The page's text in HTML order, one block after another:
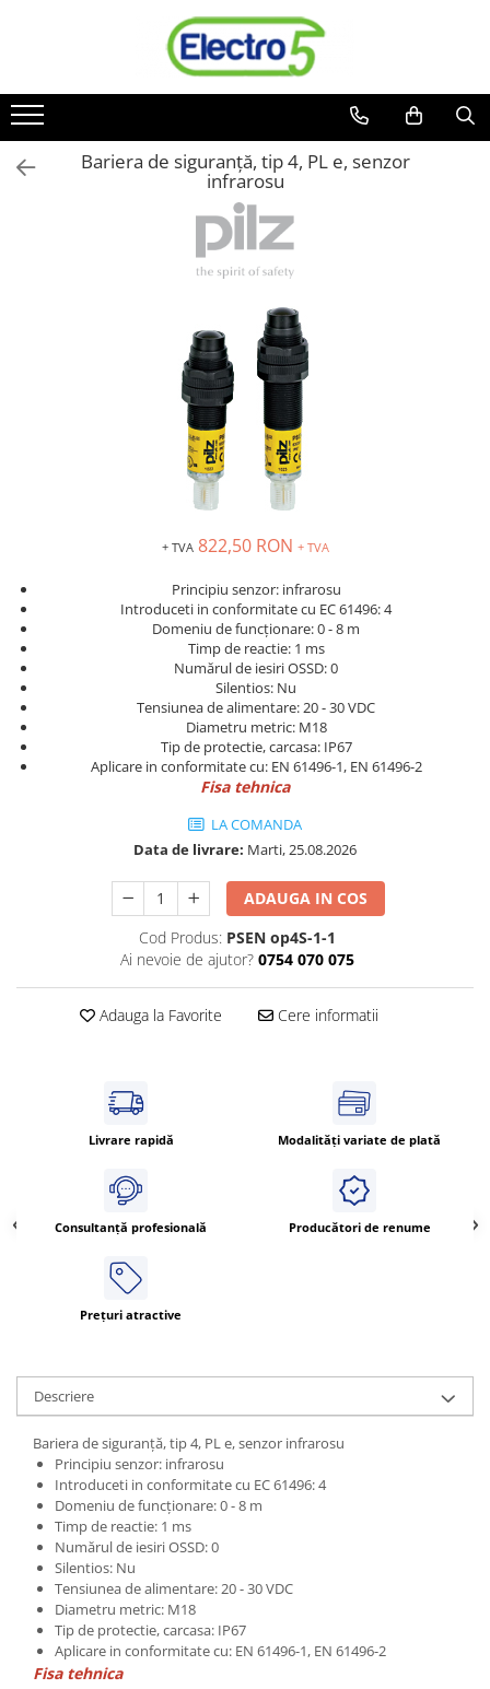
Sisteme de automatizare si control
Automate programabile
Seria DVP-Slim PLC-CPU
Terminale programabile ( HMI-uri )
Afisoare digitale
Actionari electrice si de miscare
Convertizoare de frecventa
Delta Electronics
Fuji Electric
Schneider Electric
Rezistente franare
Sisteme servo ( Servo-Drivere si
Servo-Motoare )
Soft Startere
Comunicare Si Masurare
Power meter
Regulatoare de temperatura si
Counter Timer Tahometru
Dispozitive comunicatie
Senzori industriali
Senzori capacitivi
Senzori de presiune
Senzori fotoelectrici
Senzori inductivi
Senzori magnetici-rezistivi
Senzori ultrasonici
ATEX
Butoane Ex
Lampi EXIT Ex
Bariere optice de protectie
Control si comutatie
Surse de alimentare
MINI-PS
Bariera de siguranță, tip 4, PL e, senzor
infrarosu
+ TVA 822,50 RON + TVA
Principiu senzor: infrarosu
Introduceti in conformitate cu EC 61496: 4
Domeniu de funcționare: 0 - 8 m
Timp de reactie: 1 ms
Numărul de iesiri OSSD: 0
Silentios: Nu
Tensiunea de alimentare: 20 - 30 VDC
Diametru metric: M18
Tip de protectie, carcasa: IP67
Aplicare in conformitate cu: EN 61496-1, EN 61496-2
Fisa tehnica
LA COMANDA
Data de livrare: Marti, 25.08.2026
ADAUGA IN COS
Cod Produs: PSEN op4S-1-1
Ai nevoie de ajutor? 0754 070 075
Adauga la Favorite Cere informatii
Livrare rapidă Modalități variate de plată
Consultanță profesională Producători de renume
Prețuri atractive
Descriere
Bariera de siguranță, tip 4, PL e, senzor infrarosu
Principiu senzor: infrarosu
Introduceti in conformitate cu EC 61496: 4
Domeniu de funcționare: 0 - 8 m
Timp de reactie: 1 ms
Numărul de iesiri OSSD: 0
Silentios: Nu
Tensiunea de alimentare: 20 - 30 VDC
Diametru metric: M18
Tip de protectie, carcasa: IP67
Aplicare in conformitate cu: EN 61496-1, EN 61496-2
Fisa tehnica